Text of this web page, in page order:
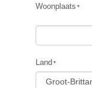
Woonplaats
Land